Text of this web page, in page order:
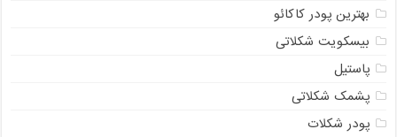
بهترین پودر کاکائو
بیسکویت شکلاتی
پاستیل
پشمک شکلاتی
پودر شکلات